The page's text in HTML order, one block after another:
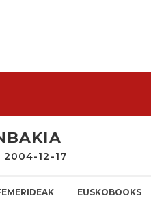
12-17
EUSKOBOOKS